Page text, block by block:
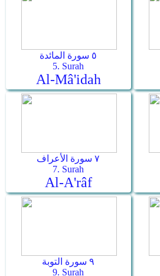
٥ سورة المائدة
5. Surah
Al-Mâ'idah
٧ سورة الأعراف
7. Surah
Al-A'râf
٩ سورة التوبة
9. Surah